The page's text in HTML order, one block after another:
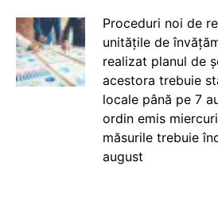
Proceduri noi de
unitățile de
realizat planul de
acestora trebuie
locale până pe 7
ordin emis
măsurile trebuie
august